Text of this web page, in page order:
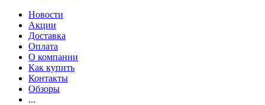
Новости
Акции
Доставка
Оплата
О компании
Как купить
Контакты
Обзоры
...